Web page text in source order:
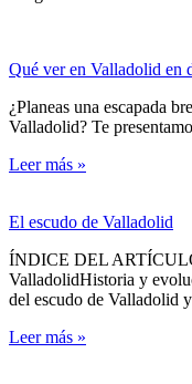
Qué ver en Valladolid en
¿Planeas una escapada
Valladolid? Te
Leer más »
El escudo de Valladolid
ÍNDICE DEL
ValladolidHistoria y
del escudo de Valladolid
Leer más »